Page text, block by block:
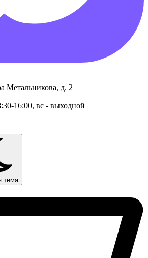
Метальникова, д. 2
16:00, вс - выходной
тема